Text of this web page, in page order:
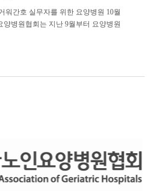
워간호 실무자를 위한 요양병원 10월
병원협회는 지난 9월부터 요양병원
력 강화를 위해 실무역량 강...